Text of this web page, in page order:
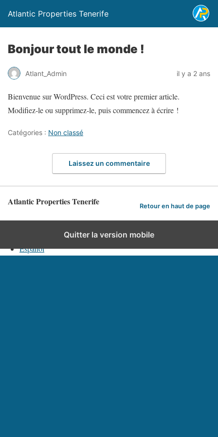
Atlantic Properties Tenerife
Bonjour tout le monde !
Atlant_Admin il y a 2 ans
Bienvenue sur WordPress. Ceci est votre premier article.
Modifiez-le ou supprimez-le, puis commencez à écrire !
Catégories : Non classé
Laissez un commentaire
Atlantic Properties Tenerife Retour en haut de page
Quitter la version mobile
Español